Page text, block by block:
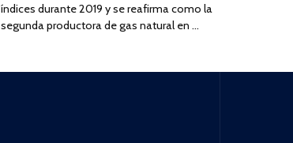
índices durante 2019 y se reafirma como la
segunda productora de gas natural en …